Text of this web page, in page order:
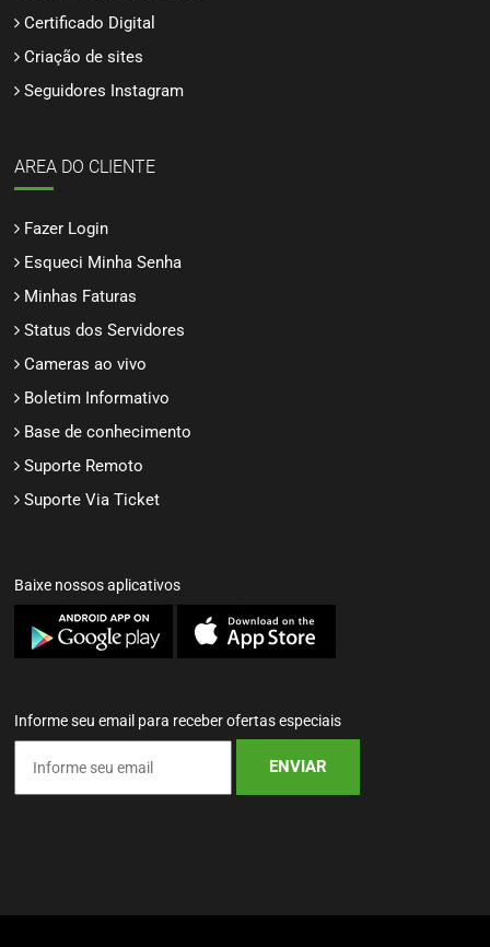
Certificado Digital
Criação de sites
Seguidores Instagram
AREA DO CLIENTE
Fazer Login
Esqueci Minha Senha
Minhas Faturas
Status dos Servidores
Cameras ao vivo
Boletim Informativo
Base de conhecimento
Suporte Remoto
Suporte Via Ticket
Baixe nossos aplicativos
Informe seu email para receber ofertas especiais